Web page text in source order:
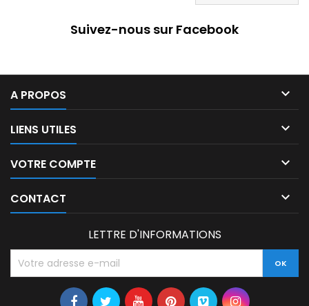
Suivez-nous sur Facebook
A PROPOS 
LIENS UTILES 
VOTRE COMPTE 
CONTACT 
LETTRE D'INFORMATIONS